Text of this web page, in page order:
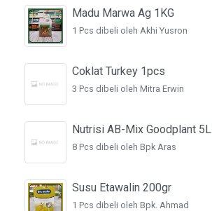
Madu Marwa Ag 1KG
1 Pcs dibeli oleh Akhi Yusron
Coklat Turkey 1pcs
3 Pcs dibeli oleh Mitra Erwin
Nutrisi AB-Mix Goodplant 5L
8 Pcs dibeli oleh Bpk Aras
Susu Etawalin 200gr
1 Pcs dibeli oleh Bpk. Ahmad